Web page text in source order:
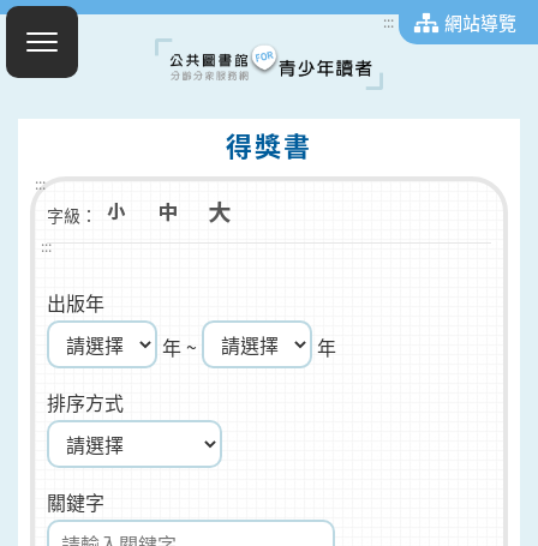
::: 網站導覽
得獎書
:::
字級：
:::
出版年
年 ~
年
排序方式
關鍵字